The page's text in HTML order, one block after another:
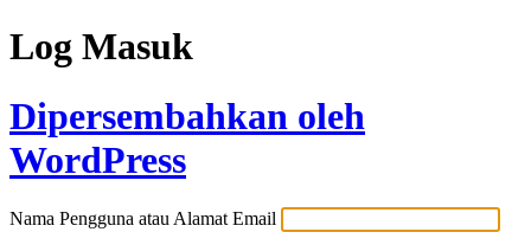
Log Masuk
Dipersembahkan oleh
WordPress
Nama Pengguna atau Alamat Email